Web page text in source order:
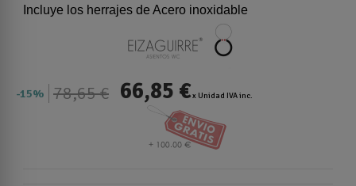
Incluye los herrajes de Acero inoxidable
15% 78,65 € 66,85 €x Unidad IVA inc.